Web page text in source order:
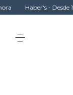
Haber's - Desde 1965